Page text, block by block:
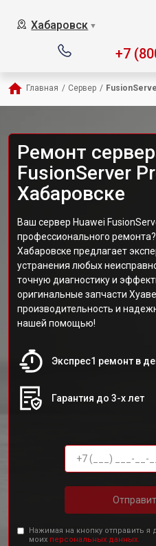
Хабаровск ▼
+7
Главная / Сервер /
Ремонт
FusionServer
Хабаровске
Ваш сервер Huawei
профессионального
Хабаровске предлагает
устранения любых
точную диагностику и
оригинальные запчасти
производительность и
нашей помощью!
Экспрес1 ремонт в
Гарантия до 3-х лет
Нажимая на кнопку отправить
моих персональных данных.